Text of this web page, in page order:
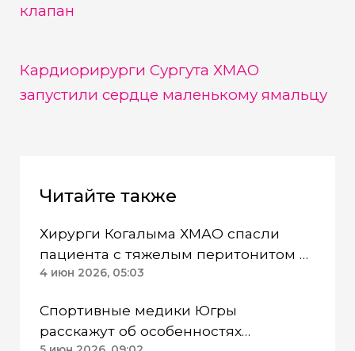
клапан
Кардиорирурги Сургута ХМАО
запустили сердце маленькому ямальцу
Читайте также
Хирурги Когалыма ХМАО спасли
пациента с тяжелым перитонитом и
диабетом
4 июн 2026, 05:03
Спортивные медики Югры
расскажут об особенностях